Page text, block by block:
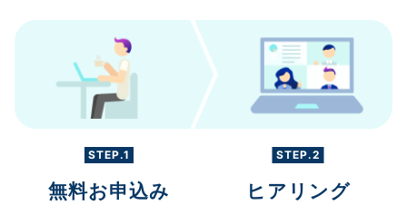
STEP.1
無料お申込み
STEP.2
ヒアリング